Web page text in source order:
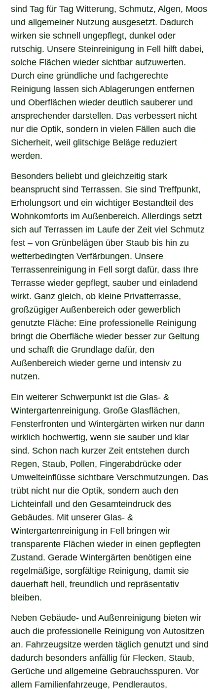
sind Tag für Tag Witterung, Schmutz, Algen, Moos
und allgemeiner Nutzung ausgesetzt. Dadurch
wirken sie schnell ungepflegt, dunkel oder
rutschig. Unsere Steinreinigung in Fell hilft dabei,
solche Flächen wieder sichtbar aufzuwerten.
Durch eine gründliche und fachgerechte
Reinigung lassen sich Ablagerungen entfernen
und Oberflächen wieder deutlich sauberer und
ansprechender darstellen. Das verbessert nicht
nur die Optik, sondern in vielen Fällen auch die
Sicherheit, weil glitschige Beläge reduziert
werden.
Besonders beliebt und gleichzeitig stark
beansprucht sind Terrassen. Sie sind Treffpunkt,
Erholungsort und ein wichtiger Bestandteil des
Wohnkomforts im Außenbereich. Allerdings setzt
sich auf Terrassen im Laufe der Zeit viel Schmutz
fest – von Grünbelägen über Staub bis hin zu
wetterbedingten Verfärbungen. Unsere
Terrassenreinigung in Fell sorgt dafür, dass Ihre
Terrasse wieder gepflegt, sauber und einladend
wirkt. Ganz gleich, ob kleine Privatterrasse,
großzügiger Außenbereich oder gewerblich
genutzte Fläche: Eine professionelle Reinigung
bringt die Oberfläche wieder besser zur Geltung
und schafft die Grundlage dafür, den
Außenbereich wieder gerne und intensiv zu
nutzen.
Ein weiterer Schwerpunkt ist die Glas- &
Wintergartenreinigung. Große Glasflächen,
Fensterfronten und Wintergärten wirken nur dann
wirklich hochwertig, wenn sie sauber und klar
sind. Schon nach kurzer Zeit entstehen durch
Regen, Staub, Pollen, Fingerabdrücke oder
Umwelteinflüsse sichtbare Verschmutzungen. Das
trübt nicht nur die Optik, sondern auch den
Lichteinfall und den Gesamteindruck des
Gebäudes. Mit unserer Glas- &
Wintergartenreinigung in Fell bringen wir
transparente Flächen wieder in einen gepflegten
Zustand. Gerade Wintergärten benötigen eine
regelmäßige, sorgfältige Reinigung, damit sie
dauerhaft hell, freundlich und repräsentativ
bleiben.
Neben Gebäude- und Außenreinigung bieten wir
auch die professionelle Reinigung von Autositzen
an. Fahrzeugsitze werden täglich genutzt und sind
dadurch besonders anfällig für Flecken, Staub,
Gerüche und allgemeine Gebrauchsspuren. Vor
allem Familienfahrzeuge, Pendlerautos,